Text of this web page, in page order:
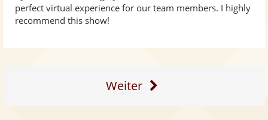
S
t
perfect virtual experience for our team members. I highly
recommend this show!
Weiter